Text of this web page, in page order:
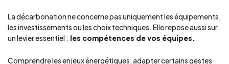
La décarbonation ne concerne pas uniquement les équipements,
les investissements ou les choix techniques. Elle repose aussi sur
un levier essentiel : les compétences de vos équipes.
Comprendre les enjeux énergétiques, adapter certains gestes